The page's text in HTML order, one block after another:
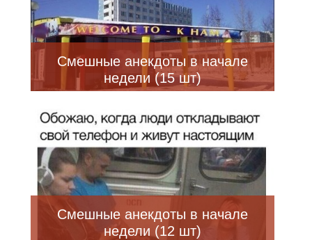
Смешные анекдоты в начале
недели (15 шт)
Смешные анекдоты в начале
недели (12 шт)